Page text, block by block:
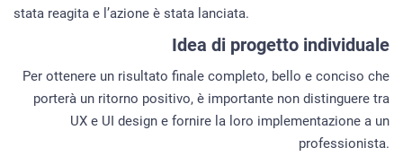
stata reagita e l’azione è stata lanciata.
Idea di progetto individuale
Per ottenere un risultato finale completo, bello e conciso che
porterà un ritorno positivo, è importante non distinguere tra
UX e UI design e fornire la loro implementazione a un
professionista.